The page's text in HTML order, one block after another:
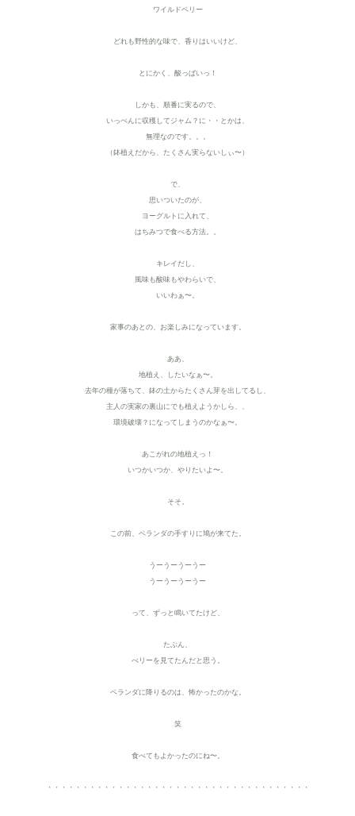
ワイルドベリー
どれも野性的な味で、 香りはいいけど、
とにかく、酸っぱいっ！
しかも、順番に実るので、
いっぺんに収穫してジャム？に・・とかは、
無理なのです。。。
（鉢植えだから、たくさん実らないしぃ〜）
で、
思いついたのが、
ヨーグルトに入れて、
はちみつで食べる方法。。
キレイだし、
風味も酸味もやわらいで、
いいわぁ〜。
家事のあとの、お楽しみになっています。
ああ、
地植え、したいなぁ〜。
去年の種が落ちて、鉢の土からたくさん芽を出してるし、
主人の実家の裏山にでも植えようかしら、、
環境破壊？になってしまうのかなぁ〜。
あこがれの地植えっ！
いつかいつか、やりたいよ〜。
そそ。
この前、ベランダの手すりに鳩が来てた。
うーうーうーうー
うーうーうーうー
って、ずっと鳴いてたけど、
たぶん、
べリーを見てたんだと思う。
ベランダに降りるのは、怖かったのかな。
笑
食べてもよかったのにね〜。
・・・・・・・・・・・・・・・・・・・・・・・・・・・・・・・・・・・・・